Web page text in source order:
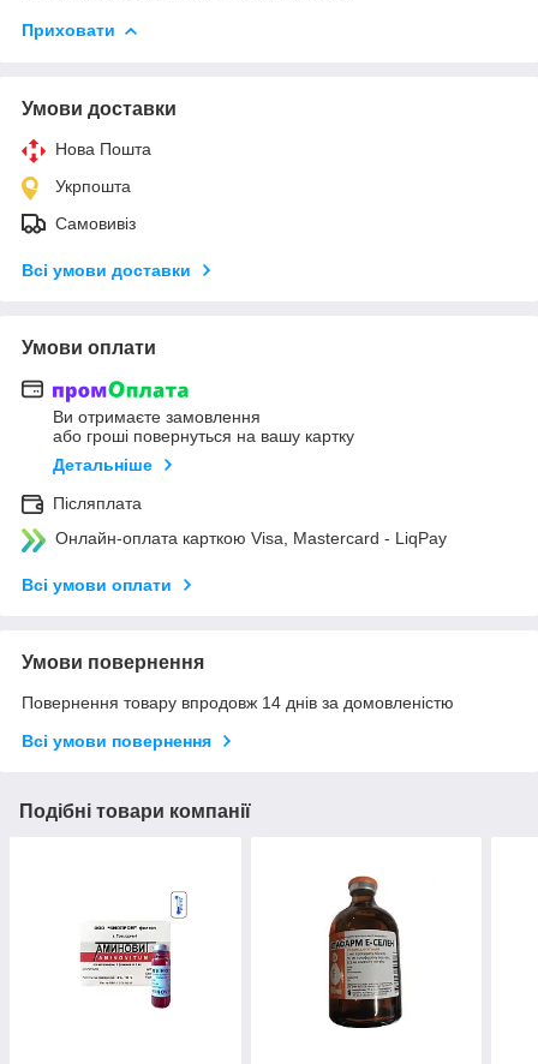
Приховати
Умови доставки
Нова Пошта
Укрпошта
Самовивіз
Всі умови доставки
Умови оплати
Ви отримаєте замовлення
або гроші повернуться на вашу картку
Детальніше
Післяплата
Онлайн-оплата карткою Visa, Mastercard - LiqPay
Всі умови оплати
Умови повернення
Повернення товару впродовж 14 днів за домовленістю
Всі умови повернення
Подібні товари компанії